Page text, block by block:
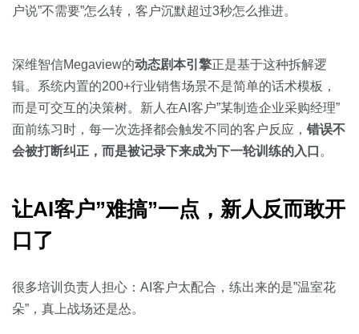
户说”不需要”怎么转，客户沉默超过3秒怎么推进。
深维智信Megaview的动态剧本引擎正是基于这种拆解逻
辑。系统内置的200+行业销售场景不是简单的话术模板，
而是可交互的决策树。新人在AI客户”某制造企业采购经理”
面前练习时，每一次选择都会触发不同的客户反应， 错误不
会被打断纠正，而是被记录下来成为下一轮训练的入口 。
让AI客户”难搞”一点，新人反而敢开
口了
很多培训负责人担心：AI客户太配合，练出来的是”温室花
朵”，真上战场还是怂。